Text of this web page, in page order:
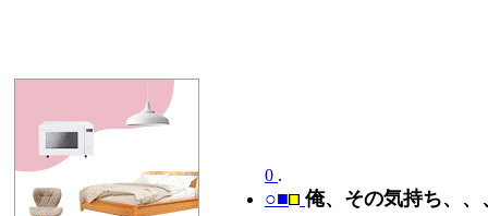
0 .
○■ 俺、その気持ち、、